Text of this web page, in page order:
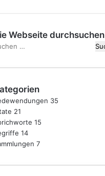
Webseite durchsuchen
35
21
15
14
7